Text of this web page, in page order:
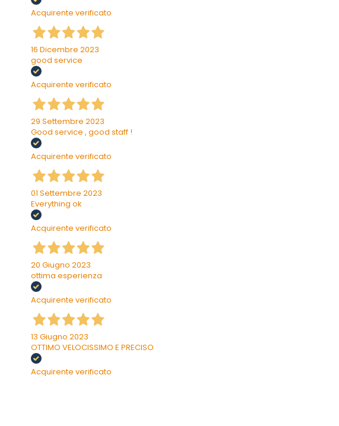
Acquirente verificato
16 Dicembre 2023
good service
Acquirente verificato
29 Settembre 2023
Good service , good staff !
Acquirente verificato
01 Settembre 2023
Everything ok
Acquirente verificato
20 Giugno 2023
ottima esperienza
Acquirente verificato
13 Giugno 2023
OTTIMO VELOCISSIMO E PRECISO
Acquirente verificato